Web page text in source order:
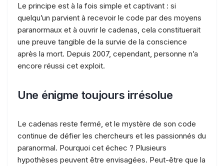
Le principe est à la fois simple et captivant : si
quelqu’un parvient à recevoir le code par des moyens
paranormaux et à ouvrir le cadenas, cela constituerait
une preuve tangible de la survie de la conscience
après la mort. Depuis 2007, cependant, personne n’a
encore réussi cet exploit.
Une énigme toujours irrésolue
Le cadenas reste fermé, et le mystère de son code
continue de défier les chercheurs et les passionnés du
paranormal. Pourquoi cet échec ? Plusieurs
hypothèses peuvent être envisagées. Peut-être que la